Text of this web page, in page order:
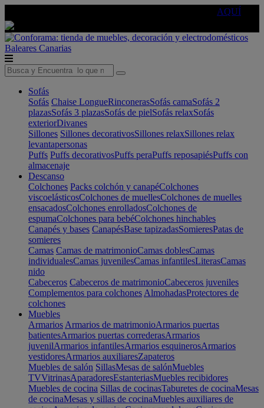
AQUÍ
Baleares Canarias
Sofás
Sofás Chaise LongueRinconerasSofás camaSofás 2
plazasSofás 3 plazasSofás de pielSofás relaxSofás
exteriorDivanes
Sillones Sillones decorativosSillones relaxSillones relax
levantapersonas
Puffs Puffs decorativosPuffs peraPuffs reposapiésPuffs con
almacenaje
Descanso
Colchones Packs colchón y canapéColchones
viscoelásticosColchones de muellesColchones de muelles
ensacadosColchones enrolladosColchones de
espumaColchones para bebéColchones hinchables
Canapés y bases CanapésBase tapizadasSomieresPatas de
somieres
Camas Camas de matrimonioCamas doblesCamas
individualesCamas juvenilesCamas infantilesLiterasCamas
nido
Cabeceros Cabeceros de matrimonioCabeceros juveniles
Complementos para colchones AlmohadasProtectores de
colchones
Muebles
Armarios Armarios de matrimonioArmarios puertas
batientesArmarios puertas correderasArmarios
juvenilArmarios infantilesArmarios esquinerosArmarios
vestidoresArmarios auxiliaresZapateros
Muebles de salón SillasMesas de salónMuebles
TVVitrinasAparadoresEstanteriasMuebles recibidores
Muebles de cocina Sillas de cocinasTaburetes de cocinaMesas
de cocinaMesas y sillas de cocinaMuebles auxiliares de